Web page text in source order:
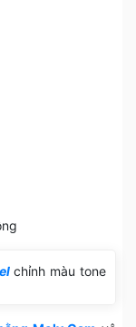
chỉnh màu tone